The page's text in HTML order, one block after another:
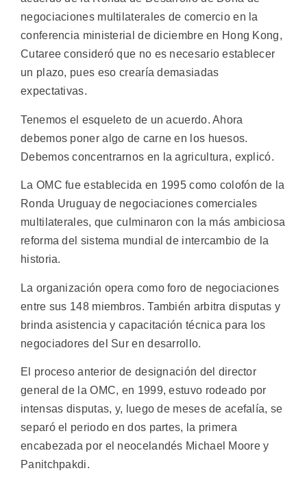
negociaciones multilaterales de comercio en la
conferencia ministerial de diciembre en Hong Kong,
Cutaree consideró que no es necesario establecer
un plazo, pues eso crearía demasiadas
expectativas.
Tenemos el esqueleto de un acuerdo. Ahora
debemos poner algo de carne en los huesos.
Debemos concentrarnos en la agricultura, explicó.
La OMC fue establecida en 1995 como colofón de la
Ronda Uruguay de negociaciones comerciales
multilaterales, que culminaron con la más ambiciosa
reforma del sistema mundial de intercambio de la
historia.
La organización opera como foro de negociaciones
entre sus 148 miembros. También arbitra disputas y
brinda asistencia y capacitación técnica para los
negociadores del Sur en desarrollo.
El proceso anterior de designación del director
general de la OMC, en 1999, estuvo rodeado por
intensas disputas, y, luego de meses de acefalía, se
separó el periodo en dos partes, la primera
encabezada por el neocelandés Michael Moore y
Panitchpakdi.